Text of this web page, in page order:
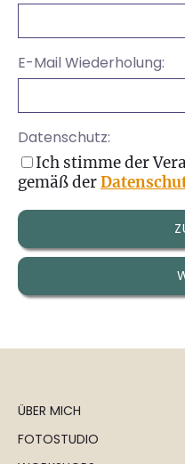
E-Mail Wiederholung:
Datenschutz:
Ich stimme der
gemäß der
ÜBER MICH
FOTOSTUDIO